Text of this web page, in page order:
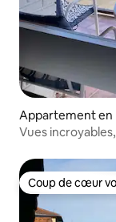
Appartement en
Vues
Coup de cœur
Coup de cœur